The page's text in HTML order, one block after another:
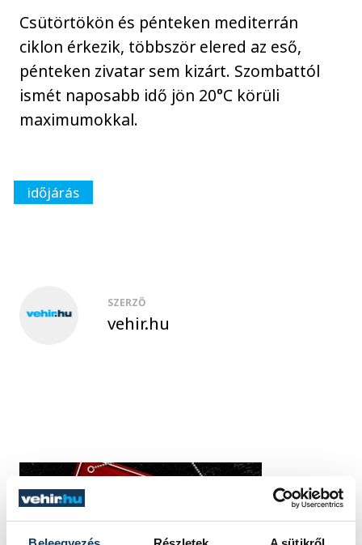
Csütörtökön és pénteken mediterrán
ciklon érkezik, többször elered az eső,
pénteken zivatar sem kizárt. Szombattól
ismét naposabb idő jön 20°C körüli
maximumokkal.
időjárás
SZERZŐ
vehir.hu